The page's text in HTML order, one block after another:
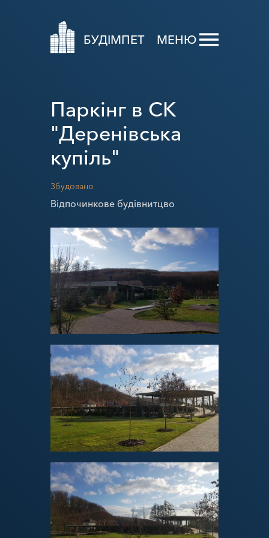
БУДІМПЕТ МЕНЮ
Паркінг в СК
"Деренівська
купіль"
Збудовано
Відпочинкове будівнитцво